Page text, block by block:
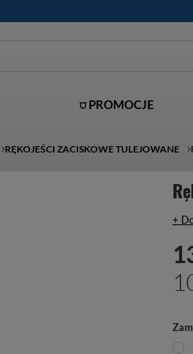
⛉ PROMOCJE
RĘKOJEŚCI ZACISKOWE TULEJOWANE
+